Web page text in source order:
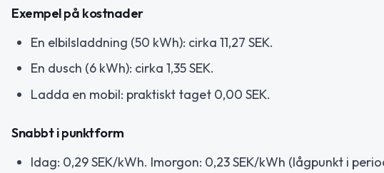
Exempel på kostnader
En elbilsladdning (50 kWh): cirka 11,27 SEK.
En dusch (6 kWh): cirka 1,35 SEK.
Ladda en mobil: praktiskt taget 0,00 SEK.
Snabbt i punktform
Idag: 0,29 SEK/kWh. Imorgon: 0,23 SEK/kWh (lågpunkt i